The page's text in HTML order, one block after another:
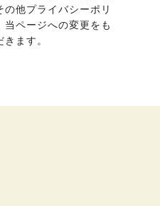
の他プライバシーポリ
当ページへの変更をも
ます。